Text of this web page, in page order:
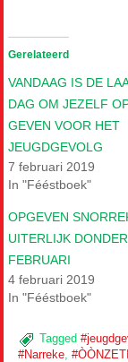
Gerelateerd
VANDAAG IS DE
DAG OM JEZELF
GEVEN VOOR HET
JEUGDGEVOLG
7 februari 2019
In "Fééstboek"
OPGEVEN
UITERLIJK
FEBRUARI
4 februari 2019
In "Fééstboek"
Tagged
#Narreke ,